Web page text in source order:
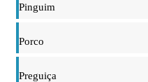
Pinguim
Porco
Preguiça